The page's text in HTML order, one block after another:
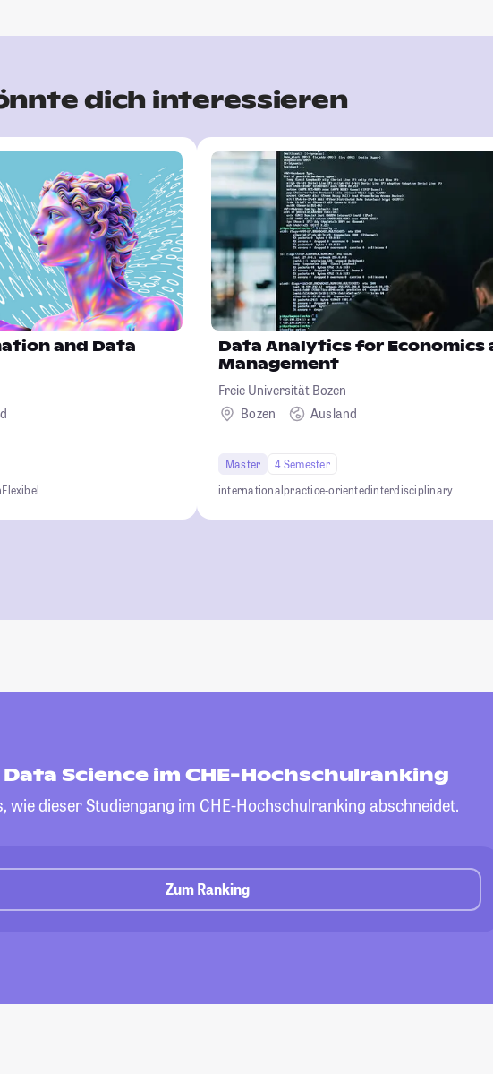
dich interessieren
and Data
Flexibel
Data Analytics for Economics
Management
Freie Universität Bozen
Bozen
Ausland
Master
4 Semester
internationalpractice-orientedinterdisciplinary
Science im CHE-Hochschulranking
wie dieser Studiengang im CHE-Hochschulranking abschneidet.
Zum Ranking